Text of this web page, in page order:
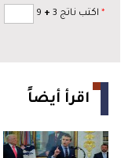
* اكتب ناتج 3 +
اقرأ أيضاً